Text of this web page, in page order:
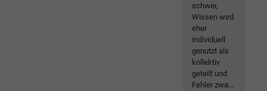
schwer,
Wissen wird
eher
individuell
genutzt als
kollektiv
geteilt und
Fehler zwa...